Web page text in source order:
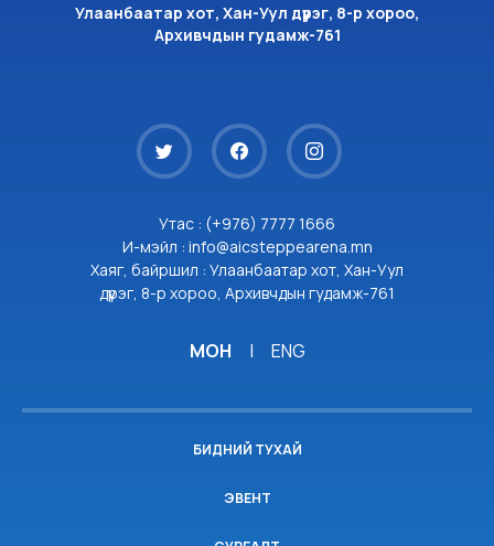
Улаанбаатар хот, Хан-Уул дүүрэг, 8-р хороо,
Архивчдын гудамж-761
Утас : (+976) 7777 1666
И-мэйл : info@aicsteppearena.mn
Хаяг, байршил : Улаанбаатар хот, Хан-Уул
дүүрэг, 8-р хороо, Архивчдын гудамж-761
МОН | ENG
БИДНИЙ ТУХАЙ
ЭВЕНТ